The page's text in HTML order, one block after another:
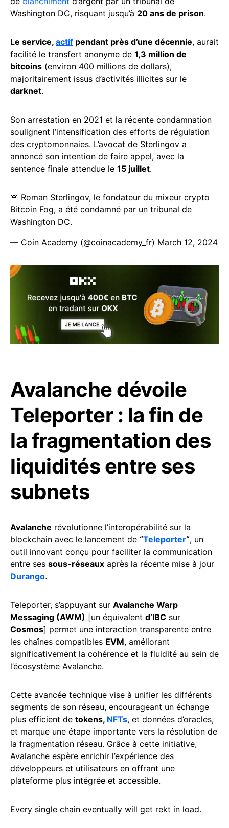
Washington DC, risquant jusqu’à 20 ans de prison.
Le service, actif pendant près d’une décennie, aurait
facilité le transfert anonyme de 1,3 million de
bitcoins (environ 400 millions de dollars),
majoritairement issus d’activités illicites sur le
darknet.
Son arrestation en 2021 et la récente condamnation
soulignent l’intensification des efforts de régulation
des cryptomonnaies. L’avocat de Sterlingov a
annoncé son intention de faire appel, avec la
sentence finale attendue le 15 juillet.
🚨 Roman Sterlingov, le fondateur du mixeur crypto
Bitcoin Fog, a été condamné par un tribunal de
Washington DC.
— Coin Academy (@coinacademy_fr) March 12, 2024
Avalanche dévoile
Teleporter : la fin de
la fragmentation des
liquidités entre ses
subnets
Avalanche révolutionne l’interopérabilité sur la
blockchain avec le lancement de “Teleporter“, un
outil innovant conçu pour faciliter la communication
entre ses sous-réseaux après la récente mise à jour
Durango.
Teleporter, s’appuyant sur Avalanche Warp
Messaging (AWM) [un équivalent d’IBC sur
Cosmos] permet une interaction transparente entre
les chaînes compatibles EVM, améliorant
significativement la cohérence et la fluidité au sein de
l’écosystème Avalanche.
Cette avancée technique vise à unifier les différents
segments de son réseau, encourageant un échange
plus efficient de tokens, NFTs, et données d’oracles,
et marque une étape importante vers la résolution de
la fragmentation réseau. Grâce à cette initiative,
Avalanche espère enrichir l’expérience des
développeurs et utilisateurs en offrant une
plateforme plus intégrée et accessible.
Every single chain eventually will get rekt in load.